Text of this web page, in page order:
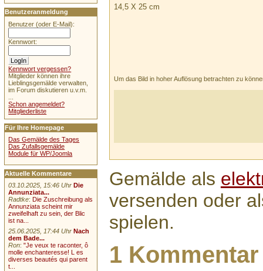
14,5 X 25 cm
Um das Bild in hoher Auflösung betrachten zu
Gemälde als
versenden oder
spielen.
1
Benutzeranmeldung
Benutzer (oder E-Mail):
Kennwort:
Kennwort vergessen?
Mitglieder können ihre
Lieblingsgemälde verwalten,
im Forum diskutieren u.v.m.
Schon angemeldet?
Mitgliederliste
Für Ihre Homepage
Das Gemälde des Tages
Das Zufallsgemälde
Module für WP/Joomla
Aktuelle Kommentare
03.10.2025, 15:46 Uhr Die
Annunziata...
Radtke: Die Zuschreibung als
Annunziata scheint mir
zweifelhaft zu sein, der Blic
ist na...
25.06.2025, 17:44 Uhr Nach
dem Bade...
Ron:"Je veux te raconter, ô
molle enchanteresse! L es
diverses beautés qui parent
t...